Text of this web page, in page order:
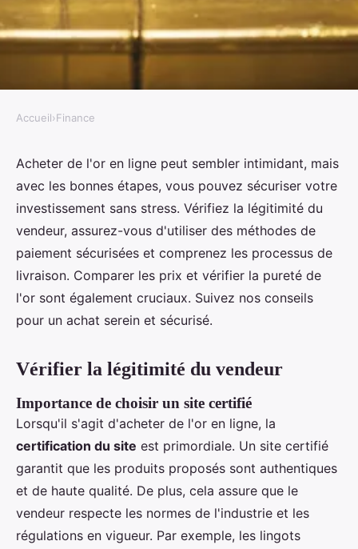
Les étapes à suivre pour acheter
de l'or en ligne de manière
sécurisée
Noa•19 août 2024•9 min de lecture
Accueil›Finance
Acheter de l'or en ligne peut sembler intimidant, mais
avec les bonnes étapes, vous pouvez sécuriser votre
investissement sans stress. Vérifiez la légitimité du
vendeur, assurez-vous d'utiliser des méthodes de
paiement sécurisées et comprenez les processus de
livraison. Comparer les prix et vérifier la pureté de
l'or sont également cruciaux. Suivez nos conseils
pour un achat serein et sécurisé.
Vérifier la légitimité du vendeur
Importance de choisir un site certifié
Lorsqu'il s'agit d'acheter de l'or en ligne, la
certification du site est primordiale. Un site certifié
garantit que les produits proposés sont authentiques
et de haute qualité. De plus, cela assure que le
vendeur respecte les normes de l'industrie et les
régulations en vigueur. Par exemple, les lingots